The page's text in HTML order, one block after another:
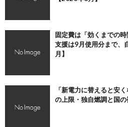
固定費は「効くまでの
支援は9月使用分まで、
月】
「新電力に替えると安
の上限・独自燃調と国